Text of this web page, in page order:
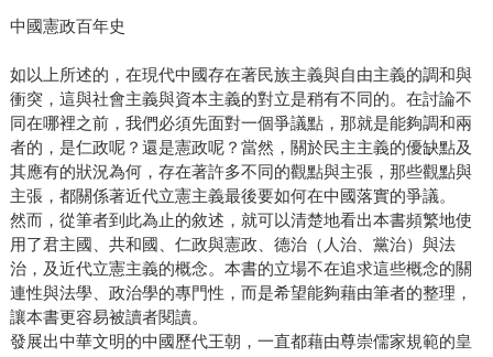
中國憲政百年史
如以上所述的，在現代中國存在著民族主義與自由主義的調和與
衝突，這與社會主義與資本主義的對立是稍有不同的。在討論不
同在哪裡之前，我們必須先面對一個爭議點，那就是能夠調和兩
者的，是仁政呢？還是憲政呢？當然，關於民主主義的優缺點及
其應有的狀況為何，存在著許多不同的觀點與主張，那些觀點與
主張，都關係著近代立憲主義最後要如何在中國落實的爭議。
然而，從筆者到此為止的敘述，就可以清楚地看出本書頻繁地使
用了君主國、共和國、仁政與憲政、德治（人治、黨治）與法
治，及近代立憲主義的概念。本書的立場不在追求這些概念的關
連性與法學、政治學的專門性，而是希望能夠藉由筆者的整理，
讓本書更容易被讀者閱讀。
發展出中華文明的中國歷代王朝，一直都藉由尊崇儒家規範的皇